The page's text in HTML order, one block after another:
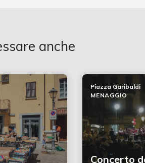
anche
Concerto
Piazza Garibaldi
MENAGGIO